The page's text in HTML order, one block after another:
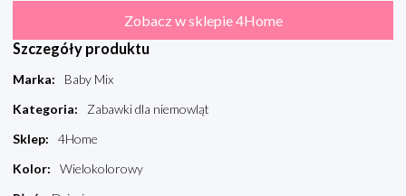
Zobacz w sklepie 4Home
Szczegóły produktu
Marka:
Baby Mix
Kategoria:
Zabawki dla niemowląt
Sklep:
4Home
Kolor:
Wielokolorowy